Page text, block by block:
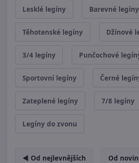
Lesklé legíny Barevné legíny
Těhotenské legíny Džínové
3/4 legíny Punčochové
Sportovní legíny Černé
Zateplené legíny 7/8 legíny
Legíny do zvonu
◄ Od nejlevnějších Od